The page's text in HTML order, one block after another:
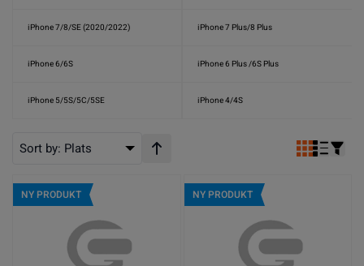
iPhone 7/8/SE (2020/2022) iPhone 7 Plus/8 Plus
iPhone 6/6S iPhone 6 Plus /6S Plus
iPhone 5/5S/5C/5SE iPhone 4/4S
Sort by: Plats Stigande ordning
NY PRODUKT NY PRODUKT